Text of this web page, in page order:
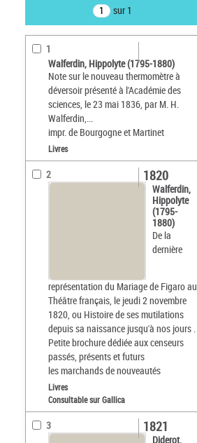
sur 1
1
Walferdin, Hippolyte (1795-1880)
Note sur le nouveau thermomètre à
déversoir présenté à l'Académie des
sciences, le 23 mai 1836, par M. H.
Walferdin,...
impr. de Bourgogne et Martinet
Livres
2
Walferdin,
Hippolyte
(1795-
1880)
De la
dernière
représentation du Mariage de Figaro au
Théâtre français, le jeudi 2 novembre
1820, ou Histoire de ses mutilations
depuis sa naissance jusqu'à nos jours .
Petite brochure dédiée aux censeurs
passés, présents et futurs
les marchands de nouveautés
1820
Livres
Consultable sur Gallica
3
Diderot,
1821